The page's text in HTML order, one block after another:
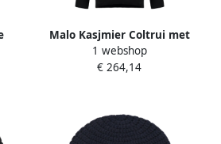
Malo Kasjmier Coltrui met
Geribbelde Details Black
Dames
1 webshop
€ 264,14